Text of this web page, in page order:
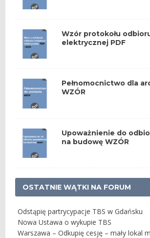
Wzór protokołu
elektrycznej PDF
Pełnomocnictwo dla
WZÓR
Upoważnienie do
na budowę WZÓR
OSTATNIE WĄTKI NA FORUM
Odstąpię partrycypacje TBS w Gdańsku
Nowa Ustawa o wykupie TBS
Warszawa – Odkupię cesję – mały lokal